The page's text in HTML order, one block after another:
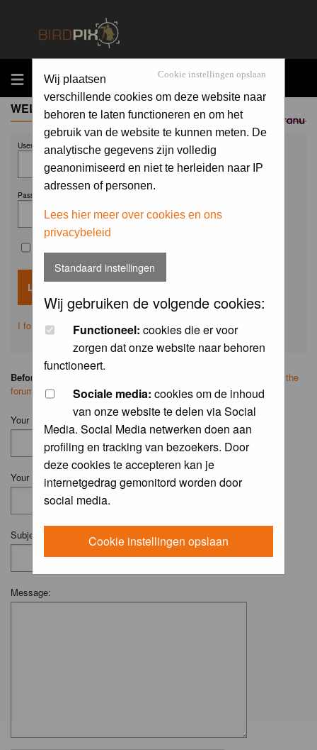
MENU
Sponsored by
Cookie instellingen opslaan
Wij plaatsen
verschillende cookies om deze website naar
behoren te laten functioneren en om het
gebruik van de website te kunnen meten. De
analytische gegevens zijn volledig
geanonimiseerd en niet te herleiden naar IP
adressen of personen.
Lees hier meer over cookies en ons
privacybeleid
Standaard instellingen
Wij gebruiken de volgende cookies:
Functioneel: cookies die er voor
zorgen dat onze website naar behoren
functioneert.
Sociale media: cookies om de inhoud
van onze website te delen via Social
Media. Social Media netwerken doen aan
profiling en tracking van bezoekers. Door
deze cookies te accepteren kan je
internetgedrag gemonitord worden door
social media.
Cookie instellingen opslaan
WELCOME GUEST
Username:
Password:
I forgot my password
Before you ask your question:
search on the
forum
first.
Your Name (Fill in your username if you have one):
Your Email:
Subject:
Message: